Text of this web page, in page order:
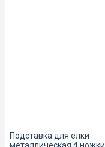
Подставка для елки